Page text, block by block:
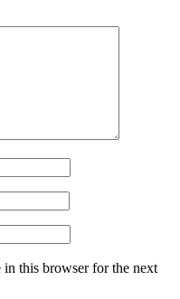
in this browser for the next